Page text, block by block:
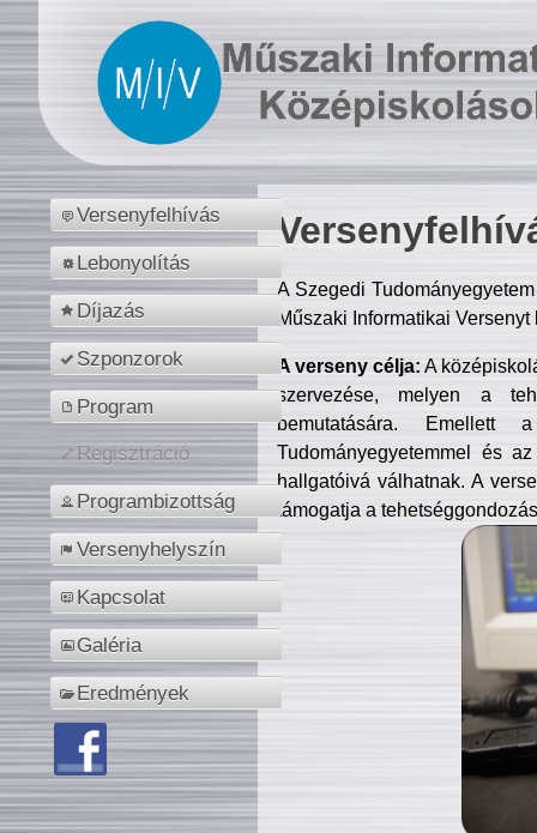
Versenyfelhívás
Lebonyolítás
Díjazás
Szponzorok
Program
Regisztráció
Programbizottság
Versenyhelyszín
Kapcsolat
Galéria
Eredmények
A Szegedi
Műszaki Informatikai
A verseny célja: A
szervezése, melyen a
bemutatására. Emellett
Tudományegyetemmel és
hallgatóivá válhatnak. A
támogatja a